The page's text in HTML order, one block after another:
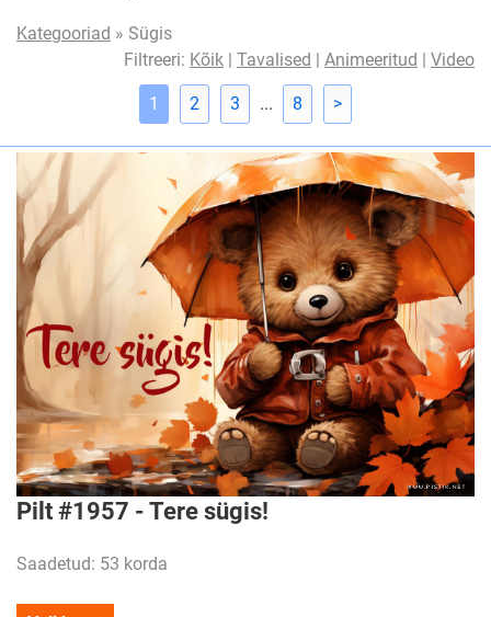
Kategooriad » Sügis
Filtreeri: Kõik | Tavalised | Animeeritud | Video
1 2 3 ... 8 >
Pilt #1957 - Tere sügis!
Saadetud: 53 korda